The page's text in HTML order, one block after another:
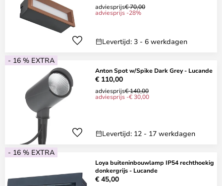
adviesprijs€ 70,00
adviesprijs -28%
Levertijd: 3 - 6 werkdagen
- 16 % EXTRA
Anton Spot w/Spike Dark Grey - Lucande
€ 110,00
adviesprijs€ 140,00
adviesprijs -€ 30,00
Levertijd: 12 - 17 werkdagen
- 16 % EXTRA
Loya buiteninbouwlamp IP54 rechthoekig
donkergrijs - Lucande
€ 45,00